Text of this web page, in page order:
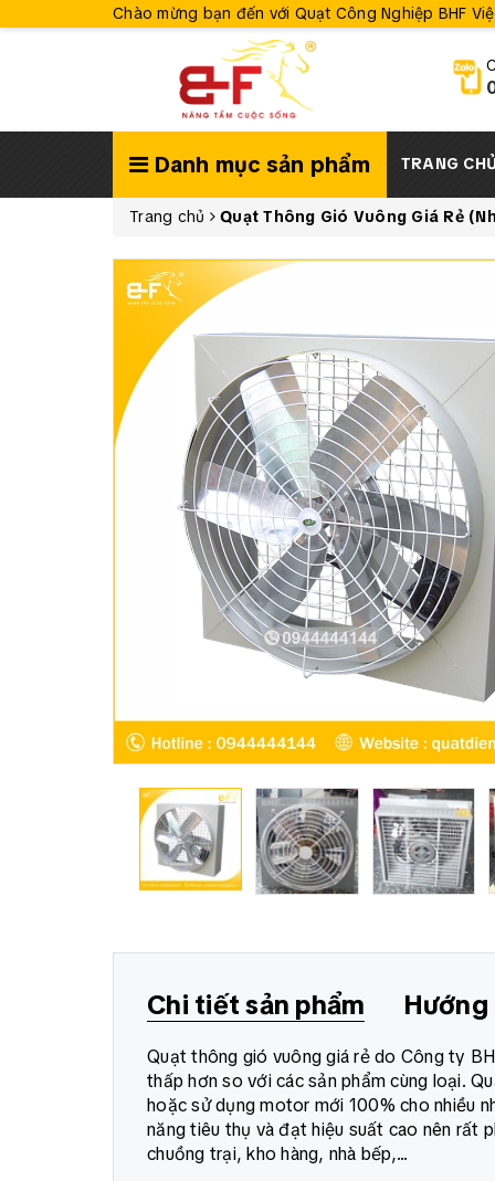
Chào mừng bạn đến với Quạt Công Nghiệp BHF
Danh mục sản phẩm TRANG
Trang chủ Quạt Thông Gió Vuông Giá Rẻ
Chi tiết sản phẩm Hướng
Quạt thông gió vuông giá rẻ do Công ty
thấp hơn so với các sản phẩm cùng loại.
hoặc sử dụng motor mới 100% cho nhiều
năng tiêu thụ và đạt hiệu suất cao nên rất
chuồng trại, kho hàng, nhà bếp,...